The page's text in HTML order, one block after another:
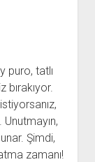
puro, tatlı
bırakıyor.
Şimdi,
zamanı!